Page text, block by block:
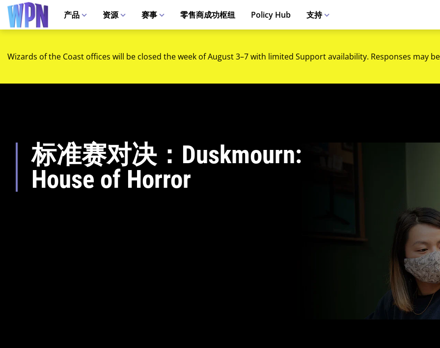
产品 资源 赛事 零售商成功枢纽 Policy Hub 支持
Wizards of the Coast offices will be closed the week of August 3–7 with limited Support availability. Responses may
标准赛对决：Duskmourn:
House of Horror